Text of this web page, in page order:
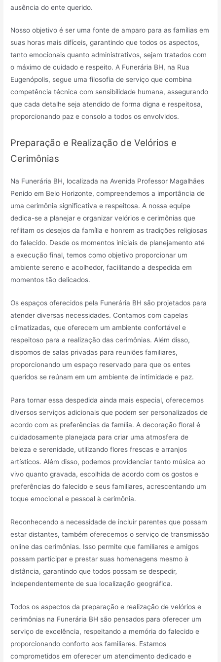
ausência do ente querido.
Nosso objetivo é ser uma fonte de amparo para as famílias em
suas horas mais difíceis, garantindo que todos os aspectos,
tanto emocionais quanto administrativos, sejam tratados com
o máximo de cuidado e respeito. A Funerária BH, na Rua
Eugenópolis, segue uma filosofia de serviço que combina
competência técnica com sensibilidade humana, assegurando
que cada detalhe seja atendido de forma digna e respeitosa,
proporcionando paz e consolo a todos os envolvidos.
Preparação e Realização de Velórios e
Cerimônias
Na Funerária BH, localizada na Avenida Professor Magalhães
Penido em Belo Horizonte, compreendemos a importância de
uma cerimônia significativa e respeitosa. A nossa equipe
dedica-se a planejar e organizar velórios e cerimônias que
reflitam os desejos da família e honrem as tradições religiosas
do falecido. Desde os momentos iniciais de planejamento até
a execução final, temos como objetivo proporcionar um
ambiente sereno e acolhedor, facilitando a despedida em
momentos tão delicados.
Os espaços oferecidos pela Funerária BH são projetados para
atender diversas necessidades. Contamos com capelas
climatizadas, que oferecem um ambiente confortável e
respeitoso para a realização das cerimônias. Além disso,
dispomos de salas privadas para reuniões familiares,
proporcionando um espaço reservado para que os entes
queridos se reúnam em um ambiente de intimidade e paz.
Para tornar essa despedida ainda mais especial, oferecemos
diversos serviços adicionais que podem ser personalizados de
acordo com as preferências da família. A decoração floral é
cuidadosamente planejada para criar uma atmosfera de
beleza e serenidade, utilizando flores frescas e arranjos
artísticos. Além disso, podemos providenciar tanto música ao
vivo quanto gravada, escolhida de acordo com os gostos e
preferências do falecido e seus familiares, acrescentando um
toque emocional e pessoal à cerimônia.
Reconhecendo a necessidade de incluir parentes que possam
estar distantes, também oferecemos o serviço de transmissão
online das cerimônias. Isso permite que familiares e amigos
possam participar e prestar suas homenagens mesmo à
distância, garantindo que todos possam se despedir,
independentemente de sua localização geográfica.
Todos os aspectos da preparação e realização de velórios e
cerimônias na Funerária BH são pensados para oferecer um
serviço de excelência, respeitando a memória do falecido e
proporcionando conforto aos familiares. Estamos
comprometidos em oferecer um atendimento dedicado e